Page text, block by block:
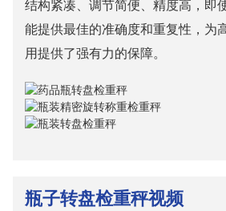
结构紧凑、调节简便、精度高，即
能提供最佳的准确度和重复性，为
用提供了强有力的保障。
瓶子转盘检重秤视频